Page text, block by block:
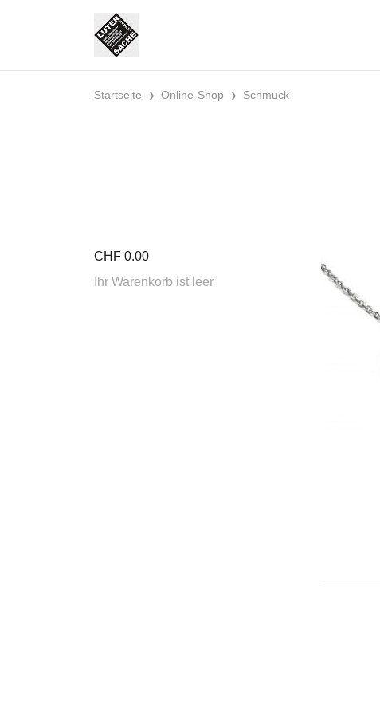
Startseite Online-Shop Schmuck
CHF 0.00
Ihr Warenkorb ist leer